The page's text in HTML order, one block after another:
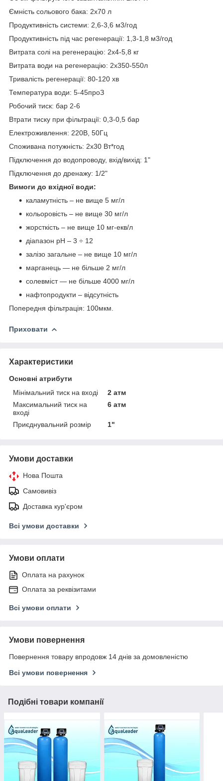
Ємність сольового бака: 2х70 л
Продуктивність системи: 2,6-3,6 м3/год
Продуктивність під час регенерації: 1,3-1,8 м3/год
Витрата солі на регенерацію: 2х4-5,8 кг
Витрата води на регенерацію: 2х350-550л
Тривалість регенерації: 80-120 хв
Температура води: 5-45проЗ
Робочий тиск: бар 2-6
Втрати тиску при фільтрації: 0,3-0,5 бар
Електроживлення: 220В, 50Гц
Споживана потужність: 2х30 Вт*год
Підключення до водопроводу, вхід/вихід: 1"
Підключення до дренажу: 1/2"
Вимоги до вхідної води:
каламутність – не вище 5 мг/л
кольоровість – не вище 30 мг/л
жорсткість – не вище 10 мг-екв/л
діапазон pH – 3 ÷ 12
залізо загальне – не вище 10 мг/л
марганець — не більше 2 мг/л
солевміст — не більше 4000 мг/л
нафтопродукти – відсутність
Попередня фільтрація: 100мкм.
Приховати
Характеристики
Основні атрибути
Мінімальний тиск на вході
2 атм
Максимальний тиск на
вході
6 атм
Приєднувальний розмір 1"
Умови доставки
Нова Пошта
Самовивіз
Доставка кур'єром
Всі умови доставки
Умови оплати
Оплата на рахунок
Оплата за реквізитами
Всі умови оплати
Умови повернення
Повернення товару впродовж 14 днів за домовленістю
Всі умови повернення
Подібні товари компанії